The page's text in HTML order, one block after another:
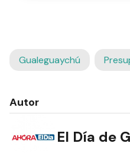
Gualeguaychú
Autor
El Día de